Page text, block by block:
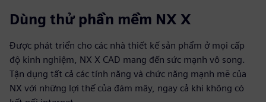
Dùng thử phần mềm NX X
Được phát triển cho các nhà thiết kế sản phẩm ở mọi cấp
độ kinh nghiệm, NX X CAD mang đến sức mạnh vô song.
Tận dụng tất cả các tính năng và chức năng mạnh mẽ của
NX với những lợi thế của đám mây, ngay cả khi không có